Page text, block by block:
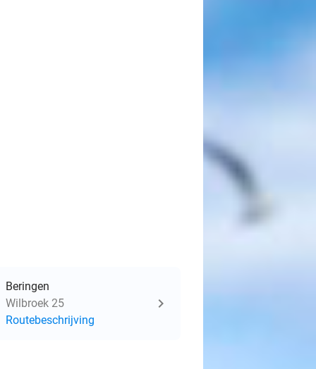
Beringen
Wilbroek 25
Routebeschrijving